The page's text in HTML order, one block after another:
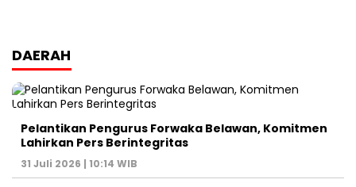
DAERAH
Pelantikan Pengurus Forwaka Belawan, Komitmen
Lahirkan Pers Berintegritas
31 Juli 2026 | 10:14 WIB